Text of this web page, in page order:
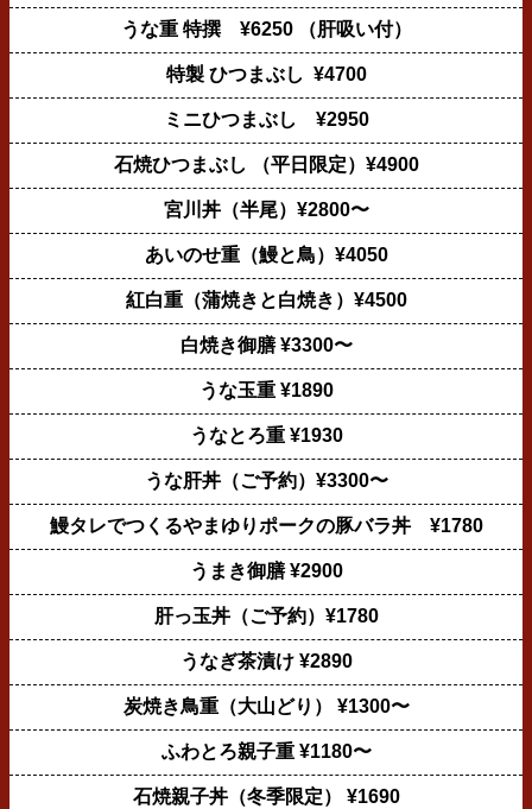
うな重 特撰 ¥6250 （肝吸い付）
特製 ひつまぶし ¥4700
ミニひつまぶし ¥2950
石焼ひつまぶし （平日限定）¥4900
宮川丼（半尾）¥2800〜
あいのせ重（鰻と鳥）¥4050
紅白重（蒲焼きと白焼き）¥4500
白焼き御膳 ¥3300〜
うな玉重 ¥1890
うなとろ重 ¥1930
うな肝丼（ご予約）¥3300〜
鰻タレでつくるやまゆりポークの豚バラ丼 ¥1780
うまき御膳 ¥2900
肝っ玉丼（ご予約）¥1780
うなぎ茶漬け ¥2890
炭焼き鳥重（大山どり） ¥1300〜
ふわとろ親子重 ¥1180〜
石焼親子丼（冬季限定） ¥1690